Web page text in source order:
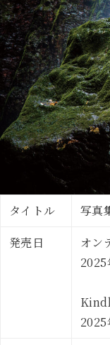
タイトル
写真
発売日
オン
2025
2025